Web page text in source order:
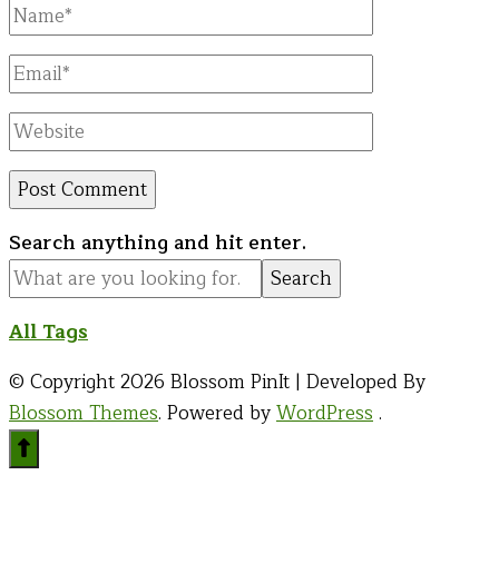
Full
Name
Email
Website
Looking
for
Something?
Search anything and hit enter.
All Tags
© Copyright 2026 Blossom PinIt | Developed By
Blossom Themes. Powered byWordPress.